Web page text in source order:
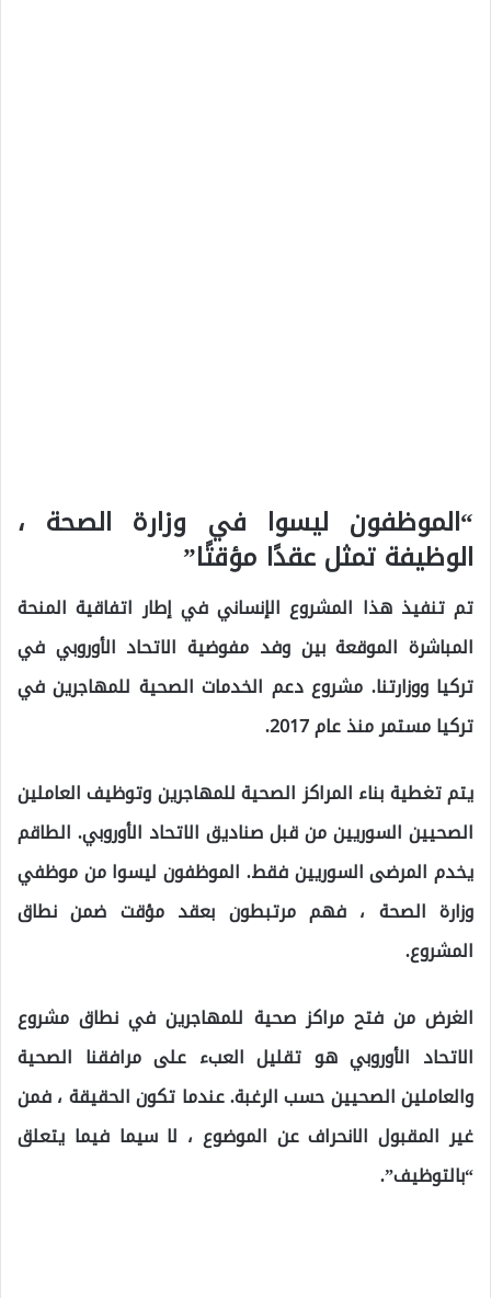
“الموظفون ليسوا في وزارة الصحة ،
الوظيفة تمثل عقدًا مؤقتًا”
تم تنفيذ هذا المشروع الإنساني في إطار اتفاقية المنحة
المباشرة الموقعة بين وفد مفوضية الاتحاد الأوروبي في
تركيا ووزارتنا. مشروع دعم الخدمات الصحية للمهاجرين في
تركيا مستمر منذ عام 2017.
يتم تغطية بناء المراكز الصحية للمهاجرين وتوظيف العاملين
الصحيين السوريين من قبل صناديق الاتحاد الأوروبي. الطاقم
يخدم المرضى السوريين فقط. الموظفون ليسوا من موظفي
وزارة الصحة ، فهم مرتبطون بعقد مؤقت ضمن نطاق
المشروع.
الغرض من فتح مراكز صحية للمهاجرين في نطاق مشروع
الاتحاد الأوروبي هو تقليل العبء على مرافقنا الصحية
والعاملين الصحيين حسب الرغبة. عندما تكون الحقيقة ، فمن
غير المقبول الانحراف عن الموضوع ، لا سيما فيما يتعلق
“بالتوظيف”.